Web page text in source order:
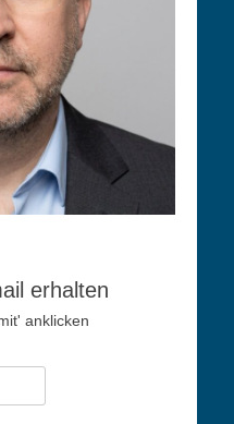
erhalten
anklicken